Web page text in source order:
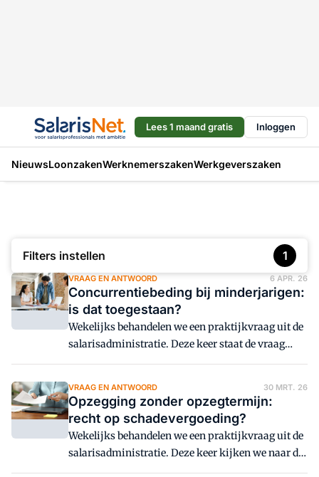
Lees 1 maand gratis Inloggen
NieuwsLoonzakenWerknemerszakenWerkgeverszaken
Filters instellen 1
VRAAG EN ANTWOORD 6 APR. 26
Concurrentiebeding bij minderjarigen:
is dat toegestaan?
Wekelijks behandelen we een praktijkvraag uit de
salarisadministratie. Deze keer staat de vraag
centraal of je met een minderjarige werknemer
hoeverre zo'n beding juridisch standhoudt.
VRAAG EN ANTWOORD 30 MRT. 26
Opzegging zonder opzegtermijn:
recht op schadevergoeding?
Wekelijks behandelen we een praktijkvraag uit de
salarisadministratie. Deze keer kijken we naar de
situatie waarin een werknemer de